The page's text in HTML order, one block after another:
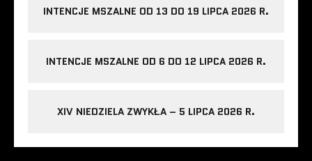
INTENCJE MSZALNE OD 13 DO 19 LIPCA 2026 R.
INTENCJE MSZALNE OD 6 DO 12 LIPCA 2026 R.
XIV NIEDZIELA ZWYKŁA – 5 LIPCA 2026 R.